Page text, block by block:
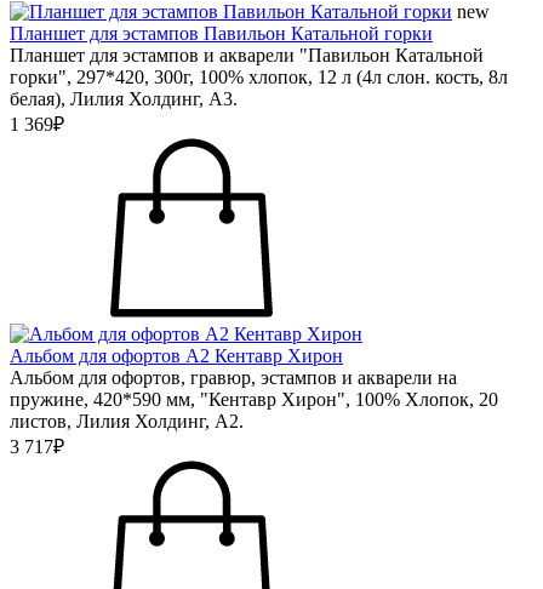
new
Планшет для эстампов Павильон Катальной горки
Планшет для эстампов и акварели "Павильон Катальной
горки", 297*420, 300г, 100% хлопок, 12 л (4л слон. кость, 8л
белая), Лилия Холдинг, А3.
1 369₽
Альбом для офортов А2 Кентавр Хирон
Альбом для офортов, гравюр, эстампов и акварели на
пружине, 420*590 мм, "Кентавр Хирон", 100% Хлопок, 20
листов, Лилия Холдинг, А2.
3 717₽